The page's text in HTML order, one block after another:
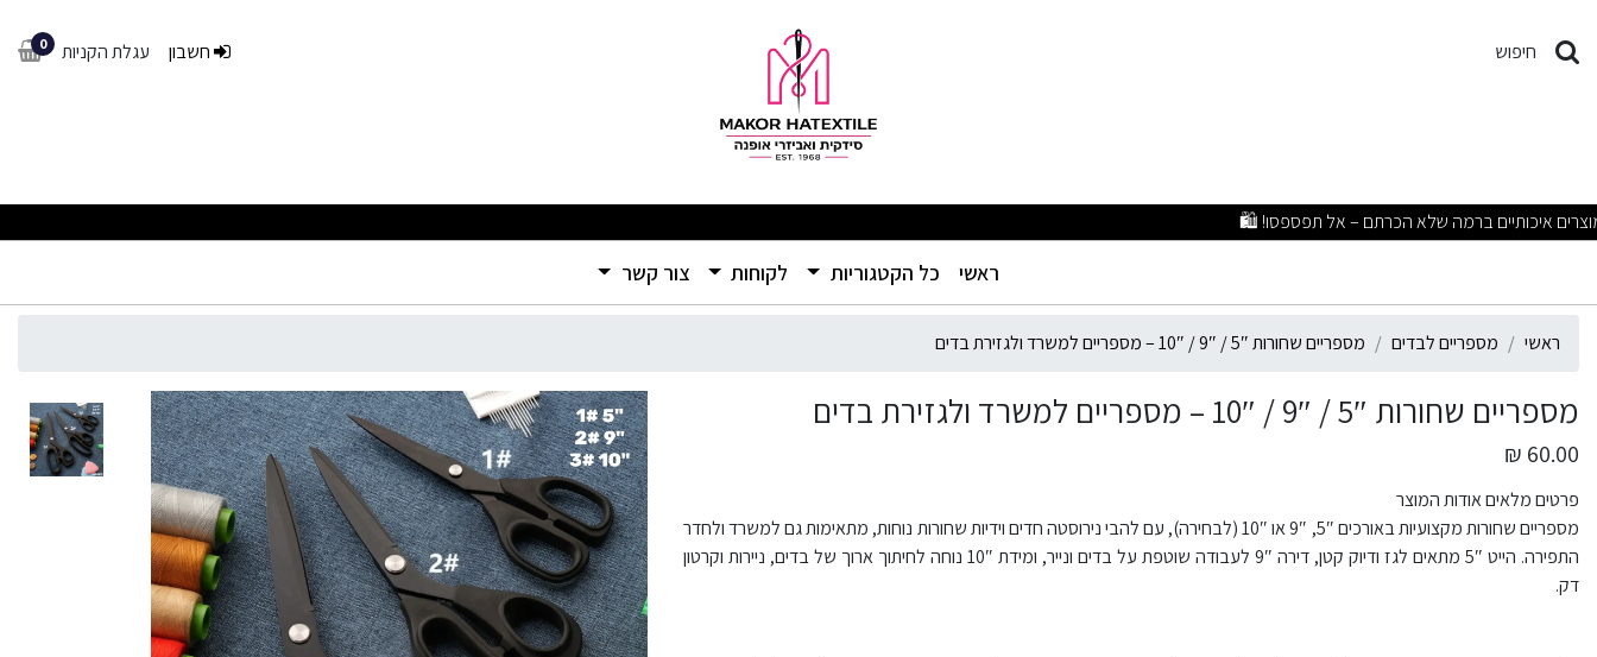
מספריים שחורות 5″ / 9″ / 10″ – מספריים למשרד ולגזירת בדים
חיפוש 0 עגלת הקניות חשבון
ראשי
(current) כל הקטגוריות לקוחות צור קשר
ראשי מספריים לבדים מספריים שחורות 5″ / 9″ / 10″ – מספריים למשרד ולגזירת בדים
מספריים שחורות 5″ / 9″ / 10″ – מספריים למשרד ולגזירת בדים
60.00 ₪
פרטים מלאים אודות המוצר
מספריים שחורות מקצועיות באורכים 5″, 9″ או 10″ (לבחירה), עם להבי נירוסטה חדים וידיות שחורות נוחות, מתאימות גם למשרד ולחדר
התפירה. הייט 5″ מתאים לגז ודיוק קטן, דירה 9″ לעבודה שוטפת על בדים ונייר, ומידת 10″ נוחה לחיתוך ארוך של בדים, ניירות וקרטון
דק.